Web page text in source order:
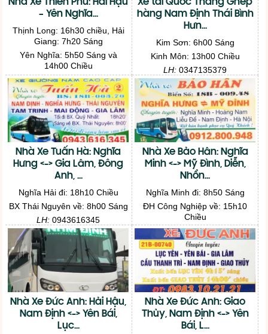
Nhà Xe Thiên Phú: Hải Hậu
– Yên Nghĩa...
Thịnh Long: 16h30 chiều, Hải
Giang: 7h20 Sáng
Yên Nghĩa: 5h50 Sáng và
14h00 Chiều
LH:0941151020
Xe tải Quốc Thắng Ghép
hàng Nam Định Thái Bình
Hưn...
Kim Sơn: 6h00 Sáng
Kinh Môn: 13h00 Chiều
LH:0347135379
Nhà Xe Tuấn Hà: Nghĩa
Hưng <-> Gia Lâm, Đông
Anh, ...
Nghĩa Hải đi: 18h10 Chiều
BX Thái Nguyên về: 8h00 Sáng
LH:0943616345
Nhà Xe Bảo Hân: Nghĩa
Minh <-> Mỹ Đình, Diễn,
Nhổn...
Nghĩa Minh đi: 8h50 Sáng
ĐH Công Nghiệp về: 15h10
Chiều
LH:0912800948
Nhà Xe Đức Anh: Hải Hậu,
Nam Định <-> Yên Bái,
Lục...
Nhà Xe Đức Anh: Giao
Thủy, Nam Định <-> Yên
Bái, L...